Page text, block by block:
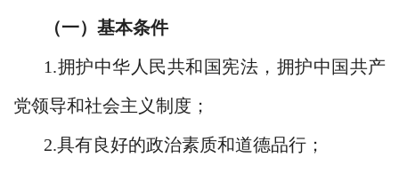
（一）基本条件
1.拥护中华人民共和国宪法，拥护中国共产
党领导和社会主义制度；
2.具有良好的政治素质和道德品行；